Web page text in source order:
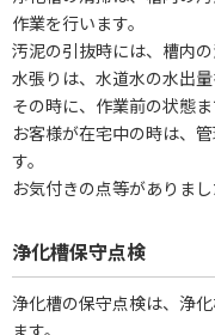
作業を行います。
汚泥の引抜時には、槽内の
水張りは、水道水の水出
その時に、作業前の状態ま
お客様が在宅中の時は、
す。
お気付きの点等がありま
浄化槽保守点検
浄化槽の保守点検は、浄